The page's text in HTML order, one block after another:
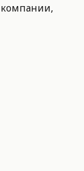
компании,